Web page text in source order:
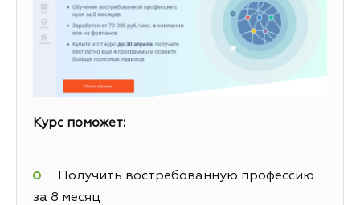
Курс поможет:
Получить востребованную профессию
за 8 месяц